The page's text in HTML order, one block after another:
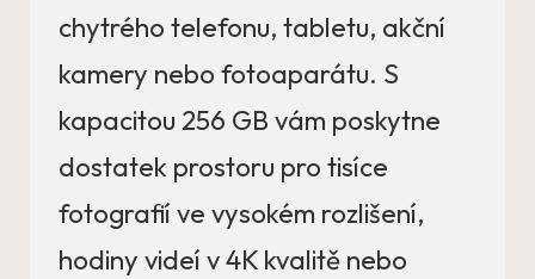
chytrého telefonu, tabletu, akční
kamery nebo fotoaparátu. S
kapacitou 256 GB vám poskytne
dostatek prostoru pro tisíce
fotografií ve vysokém rozlišení,
hodiny videí v 4K kvalitě nebo